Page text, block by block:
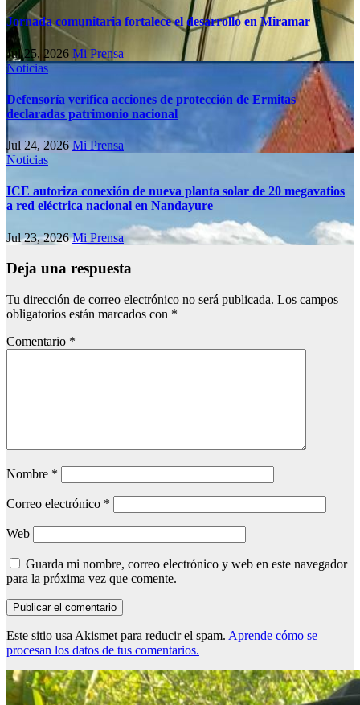
Jornada comunitaria fortalece el desarrollo en Miramar
Jul 25, 2026 Mi Prensa
Noticias
Defensoría verifica acciones de protección de Ermitas
declaradas patrimonio nacional
Jul 24, 2026Mi Prensa
Noticias
ICE autoriza conexión de nueva planta solar de 20 megavatios
a red eléctrica nacional en Nandayure
Jul 23, 2026Mi Prensa
Deja una respuesta
Tu dirección de correo electrónico no será publicada. Los campos
obligatorios están marcados con *
Comentario *
Nombre *
Correo electrónico *
Web
Guarda mi nombre, correo electrónico y web en este navegador
para la próxima vez que comente.
Este sitio usa Akismet para reducir el spam. Aprende cómo se
procesan los datos de tus comentarios.